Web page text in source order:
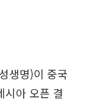
생명)이 중국
시아 오픈 결